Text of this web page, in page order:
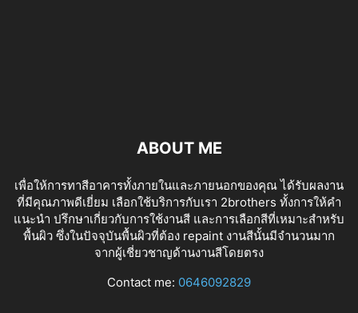
ABOUT ME
เพื่อให้การทาสีอาคารทั้งภายในและภายนอกของคุณ ได้รับผลงาน
ที่มีคุณภาพดีเยี่ยม เลือกใช้บริการกับเรา 2brothers ทั้งการให้คำ
แนะนำ ปรึกษาเกี่ยวกับการใช้งานสี และการเลือกสีที่เหมาะสำหรับ
พื้นผิว ซึ่งในปัจจุบันพื้นผิวที่ต้อง repaint งานสีนั้นมีจำนวนมาก
จากผู้เชี่ยวชาญด้านงานสีโดยตรง
tv izle
Contact me: 0646092829